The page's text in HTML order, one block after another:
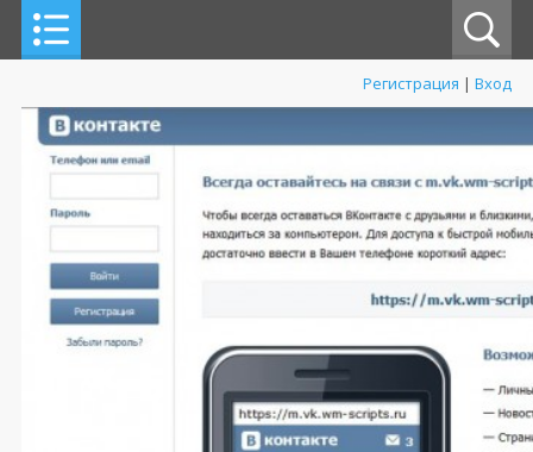
Регистрация | Вход